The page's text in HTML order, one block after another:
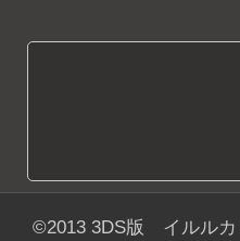
©2013 3DS版 イルルカ